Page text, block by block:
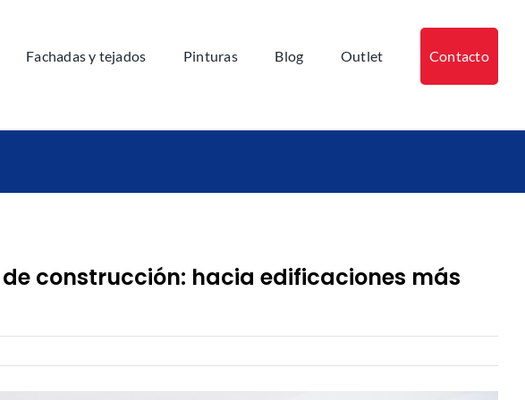
Fachadas y tejados Pinturas Blog Outlet Contacto
construcción: hacia edificaciones más